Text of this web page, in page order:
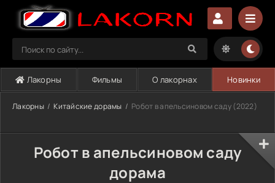
Лакорны Фильмы О лакорнах Новинки
Лакорны Китайские дорамы Робот в апельсиновом саду (2022)
Робот в апельсиновом саду
дорама